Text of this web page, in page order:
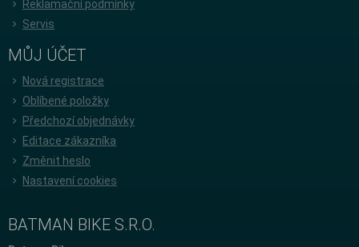
Reklamační podmínky
Servis
MŮJ ÚČET
Nová registrace
Oblíbené položky
Předchozí objednávky
Editace zákazníka
Změnit heslo
Nastavení cookies
BATMAN BIKE S.R.O.